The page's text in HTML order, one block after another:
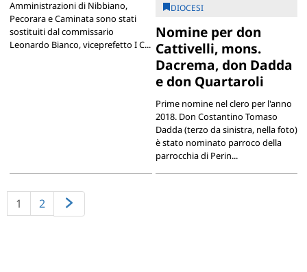
Amministrazioni di Nibbiano,
Pecorara e Caminata sono stati
sostituiti dal commissario
Leonardo Bianco, viceprefetto I C...
DIOCESI
Nomine per don
Cattivelli, mons.
Dacrema, don Dadda
e don Quartaroli
Prime nomine nel clero per l'anno
2018. Don Costantino Tomaso
Dadda (terzo da sinistra, nella foto)
è stato nominato parroco della
parrocchia di Perin...
1 2